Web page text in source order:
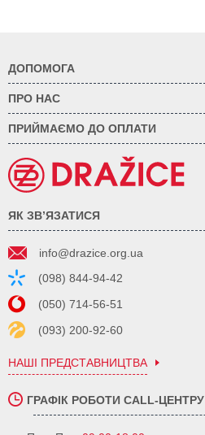
ДОПОМОГА
ПРО НАС
ПРИЙМАЄМО ДО ОПЛАТИ
ЯК ЗВ’ЯЗАТИСЯ
info@drazice.org.ua
(098) 844-94-42
(050) 714-56-51
(093) 200-92-60
НАШІ ПРЕДСТАВНИЦТВА
ГРАФІК РОБОТИ CALL-ЦЕНТРУ